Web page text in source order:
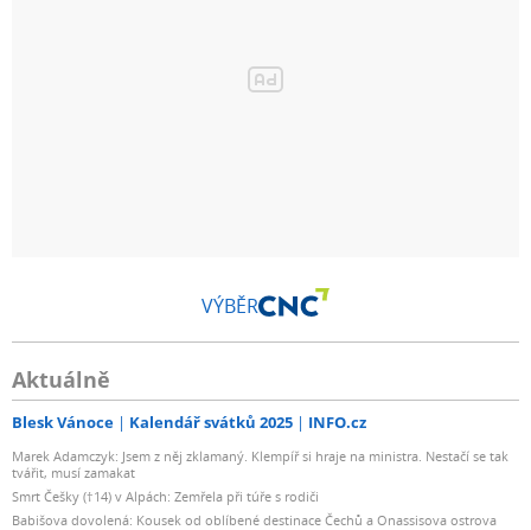
VÝBĚR
Aktuálně
Blesk Vánoce Kalendář svátků 2025 INFO.cz
Marek Adamczyk: Jsem z něj zklamaný. Klempíř si hraje na ministra. Nestačí se tak
tvářit, musí zamakat
Smrt Češky (†14) v Alpách: Zemřela při túře s rodiči
Babišova dovolená: Kousek od oblíbené destinace Čechů a Onassisova ostrova